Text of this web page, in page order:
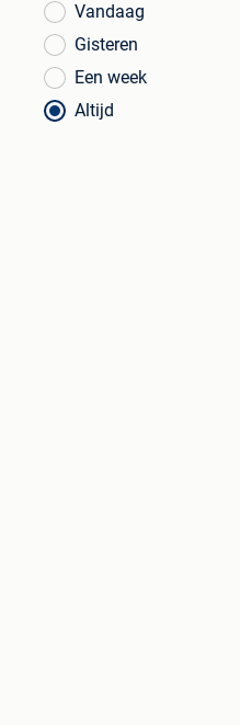
Vandaag
Gisteren
Een week
Altijd